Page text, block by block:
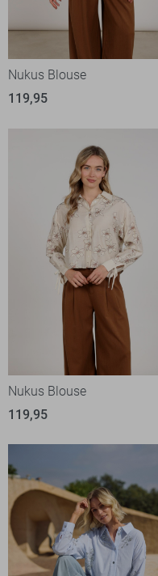
Nukus Blouse
119,95
Nukus Blouse
119,95